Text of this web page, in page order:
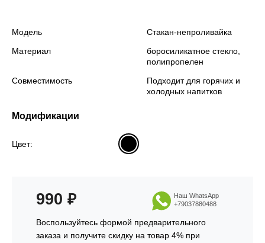
Модель
Стакан-непроливайка
Материал
боросиликатное стекло,
полипропелен
Совместимость
Подходит для горячих и
холодных напитков
Модификации
Цвет:
990 ₽
Воспользуйтесь формой предварительного
заказа и получите скидку на товар 4% при
Наш WhatsApp
+79037880488